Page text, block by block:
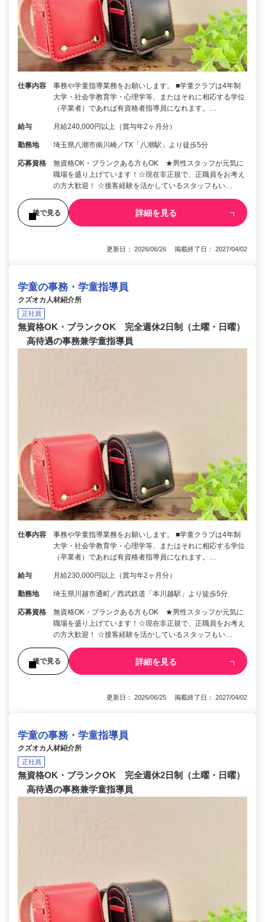
仕事内容
事務や学童指導業務をお願いします。 ■学童クラブは4年制
大学・社会学教育学・心理学等、またはそれに相応する学位
（卒業者）であれば有資格者指導員になれます。…
給与 月給240,000円以上（賞与年2ヶ月分）
勤務地 埼玉県八潮市南川崎／TX「八潮駅」より徒歩5分
応募資格
無資格OK・ブランクある方もOK ★男性スタッフが元気に
職場を盛り上げています！☆現在非正規で、正職員をお考え
の方大歓迎！ ☆接客経験を活かしているスタッフもい…
後で見る 詳細を見る
更新日： 2026/06/26 掲載終了日： 2027/04/02
学童の事務・学童指導員
クズオカ人材紹介所
正社員
無資格OK・ブランクOK 完全週休2日制（土曜・日曜）
高待遇の事務兼学童指導員
仕事内容
事務や学童指導業務をお願いします。 ■学童クラブは4年制
大学・社会学教育学・心理学等、またはそれに相応する学位
（卒業者）であれば有資格者指導員になれます。…
給与 月給230,000円以上（賞与年2ヶ月分）
勤務地 埼玉県川越市通町／西武鉄道「本川越駅」より徒歩5分
応募資格
無資格OK・ブランクある方もOK ★男性スタッフが元気に
職場を盛り上げています！☆現在非正規で、正職員をお考え
の方大歓迎！ ☆接客経験を活かしているスタッフもい…
後で見る 詳細を見る
更新日： 2026/06/25 掲載終了日： 2027/04/02
学童の事務・学童指導員
クズオカ人材紹介所
正社員
無資格OK・ブランクOK 完全週休2日制（土曜・日曜）
高待遇の事務兼学童指導員